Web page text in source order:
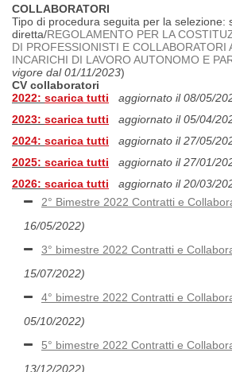
COLLABORATORI
Tipo di procedura seguita per la selezione:
diretta/REGOLAMENTO PER LA
DI PROFESSIONISTI E COLLABORATORI
INCARICHI DI LAVORO AUTONOMO E
vigore dal 01/11/2023)
CV collaboratori
2022: scarica tutti
aggiornato il 08/05/
2023: scarica tutti
aggiornato il 05/04/
2024: scarica tutti
aggiornato il 27/05/
2025: scarica tutti
aggiornato il 27/01/
2026: scarica tutti
aggiornato il 20/03/
2° Bimestre 2022 Contratti e
16/05/2022)
3° bimestre 2022 Contratti e
15/07/2022)
4° bimestre 2022 Contratti e
05/10/2022)
5° bimestre 2022 Contratti e
13/12/2022)